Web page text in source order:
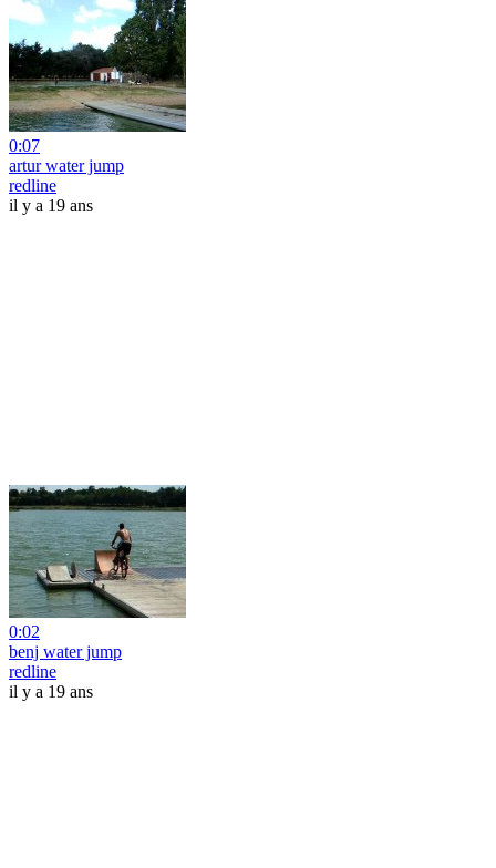
0:07
artur water jump
redline
il y a 19 ans
0:02
benj water jump
redline
il y a 19 ans